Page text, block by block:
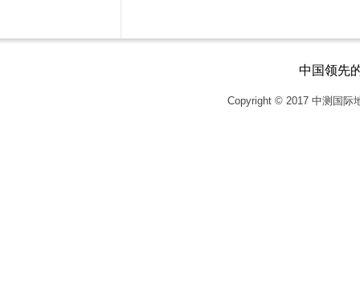
Copyright © 2017 中测国际
中国领先